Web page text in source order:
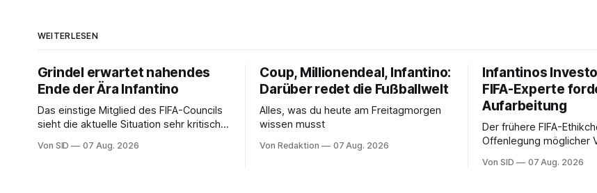
WEITERLESEN
Grindel erwartet nahendes
Ende der Ära Infantino
Das einstige Mitglied des FIFA-Councils
sieht die aktuelle Situation sehr kritisch
Von SID 07 Aug. 2026
Coup, Millionendeal, Infantino:
Darüber redet die Fußballwelt
Alles, was du heute am Freitagmorgen
wissen musst
Von Redaktion 07 Aug. 2026
Infantinos
FIFA-Experte
Aufarbeitung
Der frühere FIFA-
Offenlegung möglicher
Infantinos Rolle
Von SID 07 Aug. 2026